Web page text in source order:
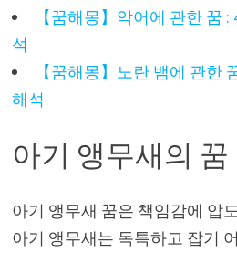
【꿈해몽】악어에 관한 꿈
석
【꿈해몽】노란 뱀에 관한
해석
아기 앵무새의 꿈
아기 앵무새 꿈은 책임감에 압
아기 앵무새는 독특하고 잡기